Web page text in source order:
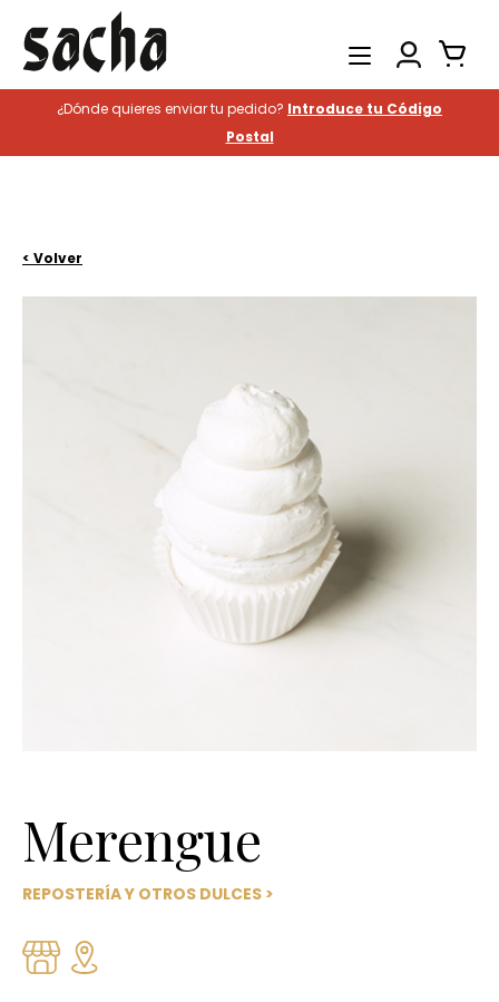
Productos
Catering
¿Dónde quieres enviar tu pedido? Introduce tu Código
Postal
< Volver
Merengue
REPOSTERÍA Y OTROS DULCES >